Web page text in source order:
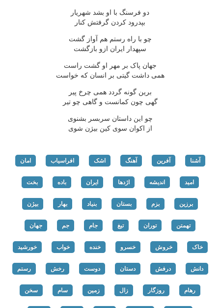
دو فرسنگ با او بشد شهریار
بپدرود کردن گرفتش کنار
چو با راه رستم هم آواز گشت
سپهدار ایران ازو بازگشت
جهان پاک بر مهر او گشت راست
همی داشت گیتی بر انسان که خواست
برین گونه گردد همی چرخ پیر
گهی چون کمانست و گاهی چو تیر
چو این داستان سربسر بشنوی
از اکوان سوی کین بیژن شوی
آشنا آفرین آهنگ اشک افراسیاب امان
امید اندیشه اژدها ایران باده بخت
برزین بزم بستان بنیاد بهار بیژن
تهمتن توران تیغ جام جم جهان
خاک خروش خسرو خنده خواب خورشید
دانش درفش دستان دوست رخش رستم
رهام روزگار زال زمین سام سخن